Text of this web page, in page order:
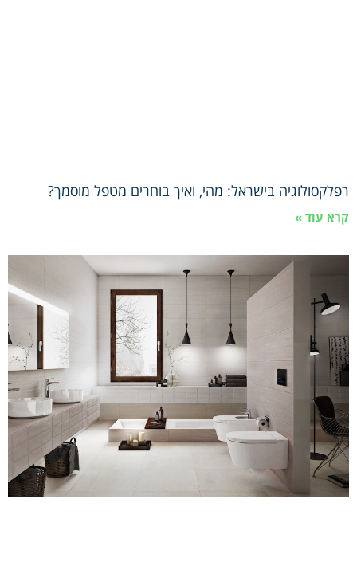
רפלקסולוגיה בישראל: מהי, ואיך בוחרים מטפל מוסמך?
קרא עוד »